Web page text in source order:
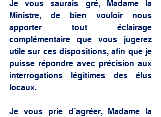
Je vous saurais gré, Madame la
Ministre, de bien vouloir nous
apporter tout éclairage
complémentaire que vous jugerez
utile sur ces dispositions, afin que je
puisse répondre avec précision aux
interrogations légitimes des élus
locaux.
Je vous prie d’agréer, Madame la